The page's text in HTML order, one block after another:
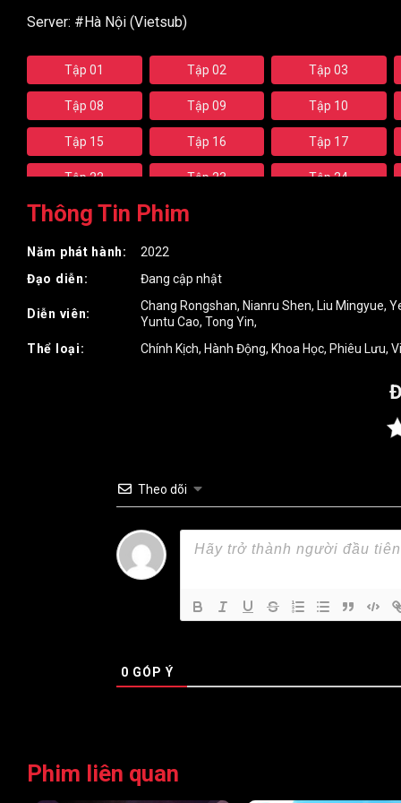
Server: #Hà Nội (Vietsub)
Tập 01 Tập 02 Tập 03
Tập 08 Tập 09 Tập 10
Tập 15 Tập 16 Tập 17
Tập 22 Tập 23 Tập 24
Tập 29 Tập 30
Tập 36
Tập 43 Tập 44
Tập 50 Tập 51
Tập 57 Tập 58 Tập 59
Tập 93 Tập 94
Tập 107 Tập 108
Tập 141
Thông Tin Phim
Năm phát hành:
2022
Đạo diễn:
Đang cập nhật
Diễn viên:
Chang Rongshan, Nianru Shen, Liu Mingyue,
Yuntu Cao, Tong Yin,
Thể loại:
Chính Kịch, Hành Động, Khoa Học, Phiêu Lưu,
Theo dõi
0 GÓP Ý
Phim liên quan